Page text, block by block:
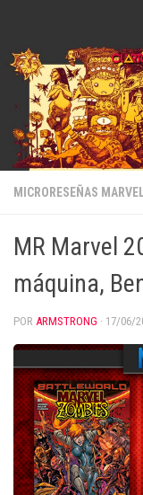
MICRORESEÑAS
MR Marvel
máquina,
POR ARMSTRONG · 17/06/